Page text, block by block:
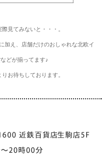
見てみないと・・・。
加え、店舗だけのおしゃれな北欧イ
どが揃ってます♪
お待ちしております。